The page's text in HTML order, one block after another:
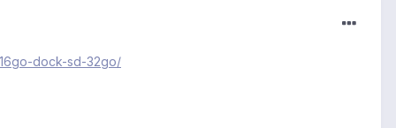
dock-sd-32go/